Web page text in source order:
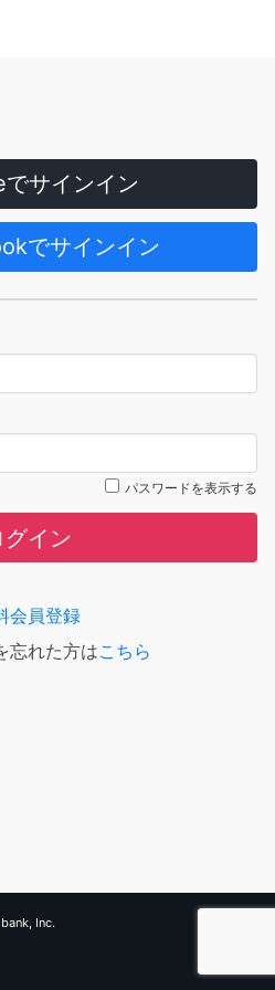
サインイン
でサインイン
パスワードを表示する
グイン
会員登録
忘れた方はこちら
Inc.